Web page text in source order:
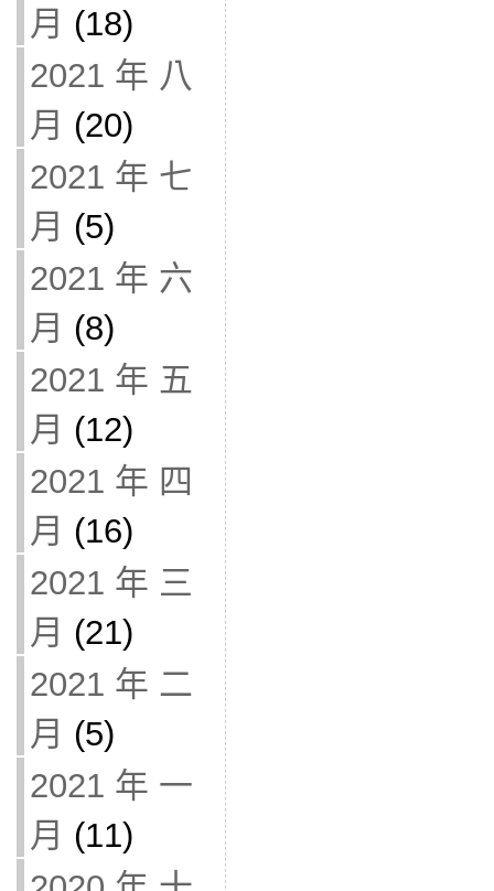
月 (18)
2021 年 八
月 (20)
2021 年 七
月 (5)
2021 年 六
月 (8)
2021 年 五
月 (12)
2021 年 四
月 (16)
2021 年 三
月 (21)
2021 年 二
月 (5)
2021 年 一
月 (11)